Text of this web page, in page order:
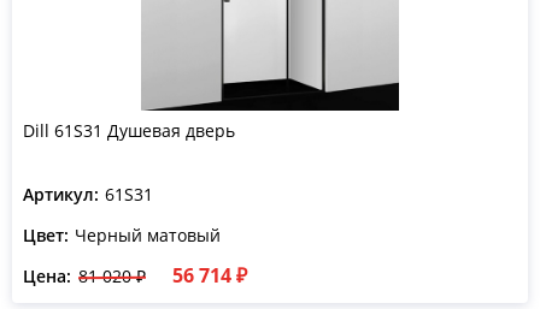
Dill 61S31 Душевая дверь
Артикул: 61S31
Цвет: Черный матовый
Цена: 81 020 ₽ 56 714 ₽